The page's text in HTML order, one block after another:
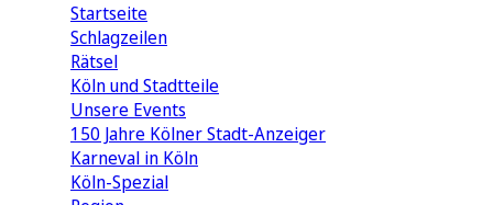
Startseite
Schlagzeilen
Rätsel
Köln und Stadtteile
Unsere Events
150 Jahre Kölner Stadt-Anzeiger
Karneval in Köln
Köln-Spezial